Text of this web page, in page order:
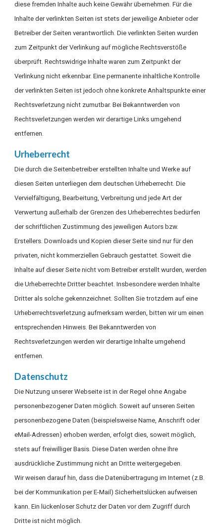
diese fremden Inhalte auch keine Gewähr übernehmen. Für die
Inhalte der verlinkten Seiten ist stets der jeweilige Anbieter oder
Betreiber der Seiten verantwortlich. Die verlinkten Seiten wurden
zum Zeitpunkt der Verlinkung auf mögliche Rechtsverstöße
überprüft. Rechtswidrige Inhalte waren zum Zeitpunkt der
Verlinkung nicht erkennbar. Eine permanente inhaltliche Kontrolle
der verlinkten Seiten ist jedoch ohne konkrete Anhaltspunkte einer
Rechtsverletzung nicht zumutbar. Bei Bekanntwerden von
Rechtsverletzungen werden wir derartige Links umgehend
entfernen.
Urheberrecht
Die durch die Seitenbetreiber erstellten Inhalte und Werke auf
diesen Seiten unterliegen dem deutschen Urheberrecht. Die
Vervielfältigung, Bearbeitung, Verbreitung und jede Art der
Verwertung außerhalb der Grenzen des Urheberrechtes bedürfen
der schriftlichen Zustimmung des jeweiligen Autors bzw.
Erstellers. Downloads und Kopien dieser Seite sind nur für den
privaten, nicht kommerziellen Gebrauch gestattet. Soweit die
Inhalte auf dieser Seite nicht vom Betreiber erstellt wurden, werden
die Urheberrechte Dritter beachtet. Insbesondere werden Inhalte
Dritter als solche gekennzeichnet. Sollten Sie trotzdem auf eine
Urheberrechtsverletzung aufmerksam werden, bitten wir um einen
entsprechenden Hinweis. Bei Bekanntwerden von
Rechtsverletzungen werden wir derartige Inhalte umgehend
entfernen.
Datenschutz
Die Nutzung unserer Webseite ist in der Regel ohne Angabe
personenbezogener Daten möglich. Soweit auf unseren Seiten
personenbezogene Daten (beispielsweise Name, Anschrift oder
eMail-Adressen) erhoben werden, erfolgt dies, soweit möglich,
stets auf freiwilliger Basis. Diese Daten werden ohne Ihre
ausdrückliche Zustimmung nicht an Dritte weitergegeben.
Wir weisen darauf hin, dass die Datenübertragung im Internet (z.B.
bei der Kommunikation per E-Mail) Sicherheitslücken aufweisen
kann. Ein lückenloser Schutz der Daten vor dem Zugriff durch
Dritte ist nicht möglich.